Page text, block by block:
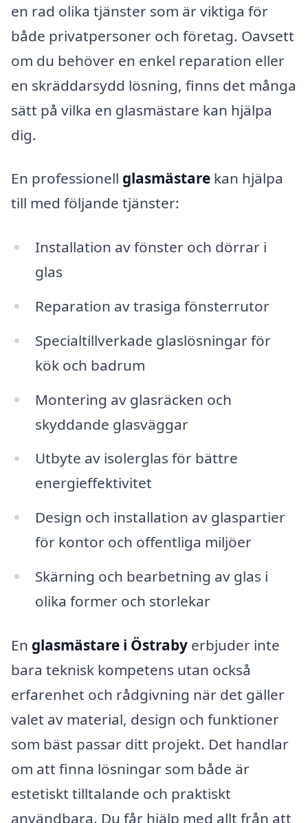
en rad olika tjänster som är viktiga för
både privatpersoner och företag. Oavsett
om du behöver en enkel reparation eller
en skräddarsydd lösning, finns det många
sätt på vilka en glasmästare kan hjälpa
dig.
En professionell glasmästare kan hjälpa
till med följande tjänster:
Installation av fönster och dörrar i
glas
Reparation av trasiga fönsterrutor
Specialtillverkade glaslösningar för
kök och badrum
Montering av glasräcken och
skyddande glasväggar
Utbyte av isolerglas för bättre
energieffektivitet
Design och installation av glaspartier
för kontor och offentliga miljöer
Skärning och bearbetning av glas i
olika former och storlekar
En glasmästare i Östraby erbjuder inte
bara teknisk kompetens utan också
erfarenhet och rådgivning när det gäller
valet av material, design och funktioner
som bäst passar ditt projekt. Det handlar
om att finna lösningar som både är
estetiskt tilltalande och praktiskt
användbara. Du får hjälp med allt från att